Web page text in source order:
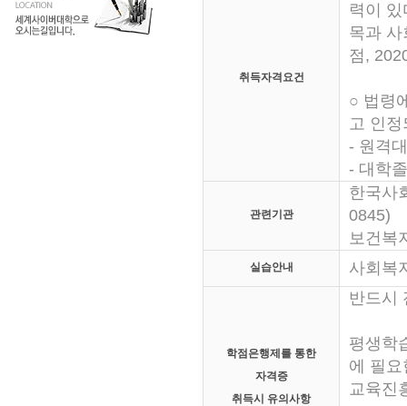
취득자격요건
력이
목과
점,
○ 법령
고 인
- 원격
- 대학
관련기관
한국사
0845)
보건복
실습안내 사회복
학점은행제를 통한
자격증
취득시 유의사항
반드시
평생학
에 필
교육진